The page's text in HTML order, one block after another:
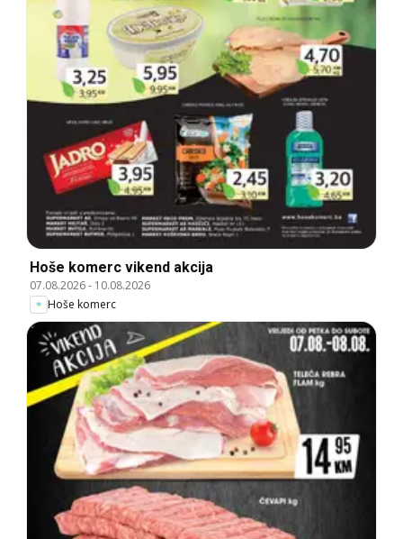
Hoše komerc vikend akcija
07.08.2026- 10.08.2026
Hoše komerc